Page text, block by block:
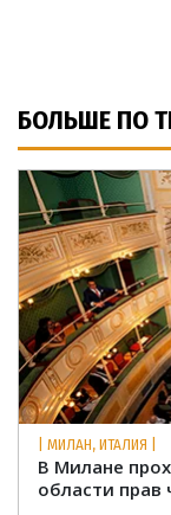
БОЛЬШЕ ПО
| МИЛАН, ИТАЛИЯ |
В Милане
области прав